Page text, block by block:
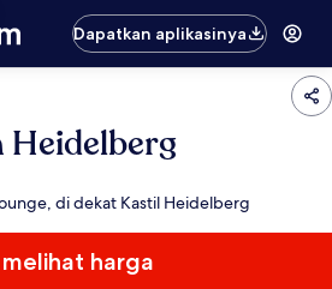
Dapatkan aplikasinya
Heidelberg
di dekat Kastil Heidelberg
harga